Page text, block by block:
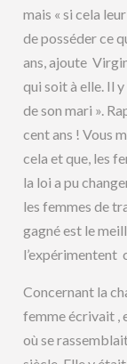
mais « si cela
de posséder ce
ans, ajoute
qui soit à elle. Il
de son mari ».
cent ans ! Vous
cela et que, les
la loi a pu
les femmes de
gagné est le
l’expérimentent
Concernant la
femme écrivait ,
où se